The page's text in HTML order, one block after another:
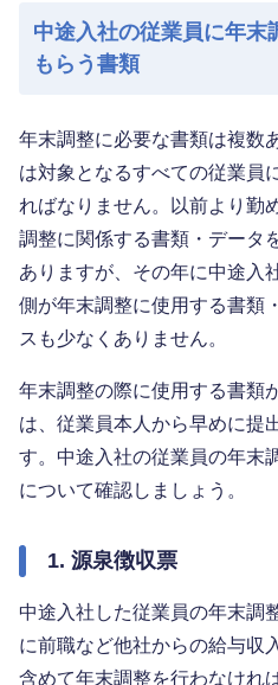
中途入社の従業員に年末
もらう書類
年末調整に必要な書類は複数
は対象となるすべての従業員
ればなりません。以前より勤
調整に関係する書類・データ
ありますが、その年に中途入
側が年末調整に使用する書類
スも少なくありません。
年末調整の際に使用する書類
は、従業員本人から早めに提
す。中途入社の従業員の年末
について確認しましょう。
1. 源泉徴収票
中途入社した従業員の年末調
に前職など他社からの給与収
含めて年末調整を行わなけれ